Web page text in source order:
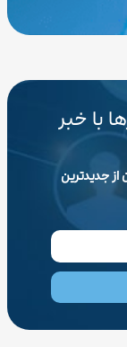
با خبر
جدیدترین